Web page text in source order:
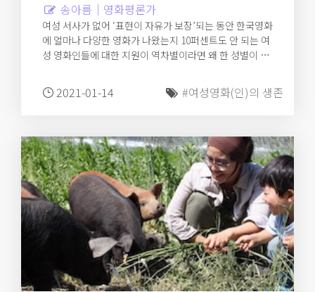
송아름｜영화평론가
여성 서사가 없어 ‘표현이 자유가 보장’되는 동안 한국영화
에 얼마나 다양한 영화가 나왔는지 10퍼센트도 안 되는 여
성 영화인들에 대한 지원이 역차별이라면 왜 한 성별이 90
모르겠지만, 여성 영화인들은 그 어떤 것도 당연하게 받아
본 적 없으며, 앞으로도 그럴 확률은 없다.
2021-01-14 #여성영화(인)의 생존